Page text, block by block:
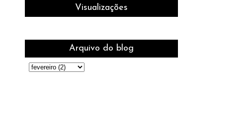
Visualizações
Arquivo do blog